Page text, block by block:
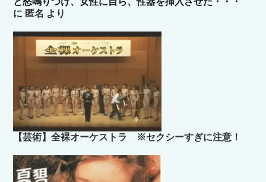
に 匿名 より
【芸術】全裸オーケストラ ※セクシーすぎに注意！